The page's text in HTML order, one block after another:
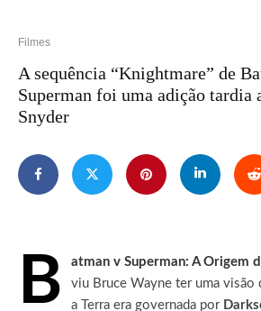
Filmes
A sequência “Knightmare” de
Superman foi uma adição tardia
Snyder
B atman v Superman: A Origem
viu Bruce Wayne ter uma visão
a Terra era governada por